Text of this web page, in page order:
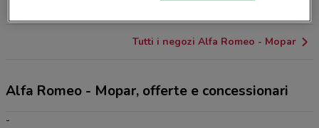
Tutti i negozi Alfa Romeo - Mopar
Alfa Romeo - Mopar, offerte e concessionari
-